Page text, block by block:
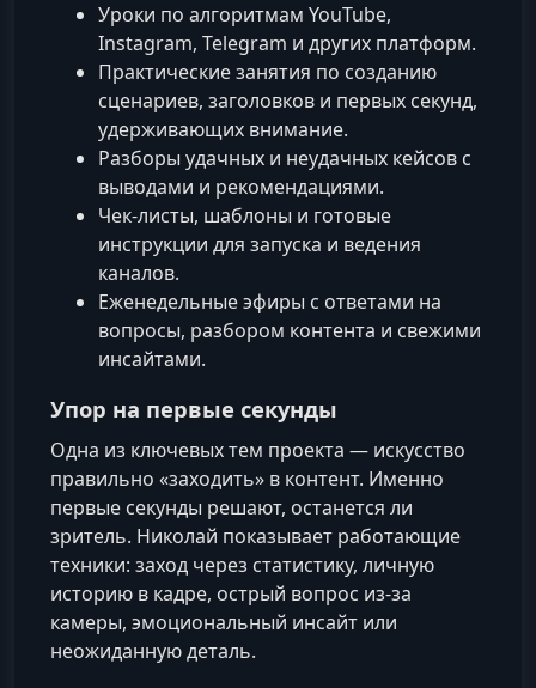
Уроки по алгоритмам YouTube,
Instagram, Telegram и других платформ.
Практические занятия по созданию
сценариев, заголовков и первых секунд,
удерживающих внимание.
Разборы удачных и неудачных кейсов с
выводами и рекомендациями.
Чек-листы, шаблоны и готовые
инструкции для запуска и ведения
каналов.
Еженедельные эфиры с ответами на
вопросы, разбором контента и свежими
инсайтами.
Упор на первые секунды
Одна из ключевых тем проекта — искусство
правильно «заходить» в контент. Именно
первые секунды решают, останется ли
зритель. Николай показывает работающие
техники: заход через статистику, личную
историю в кадре, острый вопрос из-за
камеры, эмоциональный инсайт или
неожиданную деталь.